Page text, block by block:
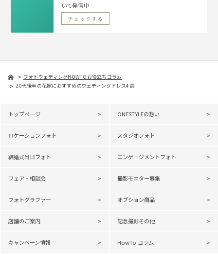
いて発信中
チェックする
フォトウェディングHOWTOお役立ちコラム
20代後半の花嫁におすすめのウェディングドレス4選
トップページ ONESTYLEの想い
ロケーションフォト スタジオフォト
結婚式当日フォト エンゲージメントフォト
フェア・相談会 撮影モニター募集
フォトグラファー オプション商品
店舗のご案内 記念撮影その他
キャンペーン情報 HowTo コラム